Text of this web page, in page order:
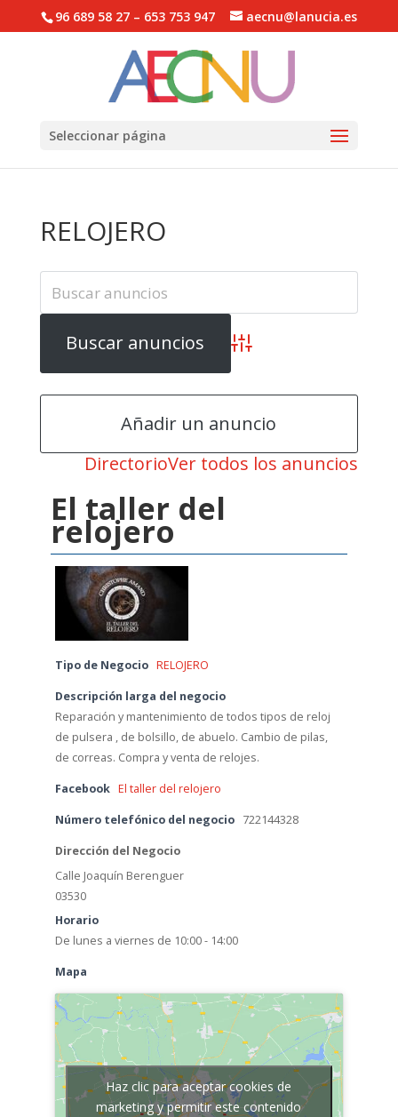
Abrir barra de herramientas
96 689 58 27 – 653 753 947 aecnu@lanucia.es
Seleccionar página
RELOJERO
Búsqueda avanzada
DirectorioVer todos los anuncios
Añadir un anuncio
El taller del
relojero
Tipo de Negocio RELOJERO
Descripción larga del negocio
Reparación y mantenimiento de todos tipos de reloj
de pulsera , de bolsillo, de abuelo. Cambio de pilas,
de correas. Compra y venta de relojes.
Facebook El taller del relojero
Número telefónico del negocio 722144328
Dirección del Negocio
Calle Joaquín Berenguer
03530
Horario
De lunes a viernes de 10:00 - 14:00
Mapa
Haz clic para aceptar cookies de
marketing y permitir este contenido